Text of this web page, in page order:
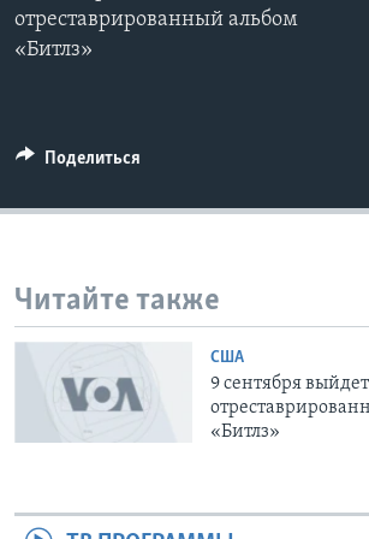
Learning English
Языки
отреставрированный альбом
«Битлз»
Поделиться
Читайте также
США
9 сентября выйдет
«Битлз»